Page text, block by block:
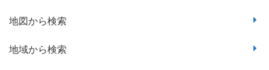
地図から検索
地域から検索